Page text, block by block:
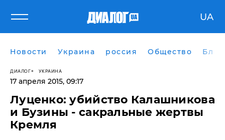
UA
Новости Украина россия Общество
ДИАЛОГ УКРАИНА
17 апреля 2015, 09:17
Луценко: убийство Калашникова
и Бузины - сакральные жертвы
Кремля